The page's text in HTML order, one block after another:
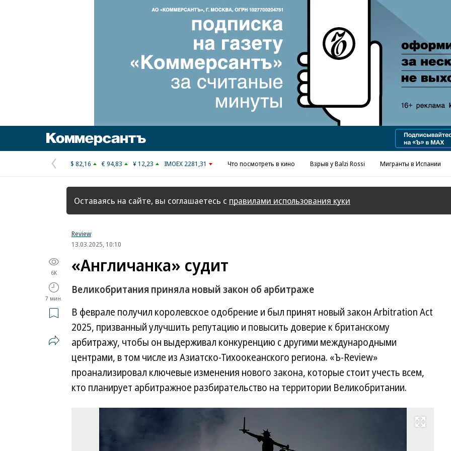
Реклама в «Ъ» www.kommersant.ru/ad
Предыдущая
страница
$ 82,16 € 94,83 ¥ 12,23 IMOEX 2281,31 Что посмотреть в кино Взрыв у Balzi Rossi Мигранты в Испании
Оставаясь на сайте, вы соглашаетесь с правилами использования куки
Review
13.03.2025, 10:10
6K
7 мин.
«Англичанка» судит
Великобритания приняла новый закон об арбитраже
В феврале получил королевское одобрение и был принят новый закон Arbitration Act
2025, призванный улучшить репутацию и повысить доверие к британскому
арбитражу, чтобы он выдерживал конкуренцию с другими международными
центрами, в том числе из Азиатско-Тихоокеанского региона. «Ъ-Review»
проанализировал ключевые изменения нового закона, которые стоит учесть всем,
кто планирует арбитражное разбирательство на территории Великобритании.
Развернуть на весь экран